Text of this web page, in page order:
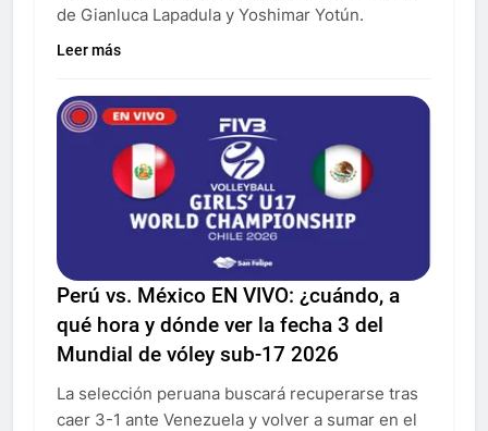
de Gianluca Lapadula y Yoshimar Yotún.
Leer más
Perú vs. México EN VIVO: ¿cuándo, a
qué hora y dónde ver la fecha 3 del
Mundial de vóley sub-17 2026
La selección peruana buscará recuperarse tras
caer 3-1 ante Venezuela y volver a sumar en el